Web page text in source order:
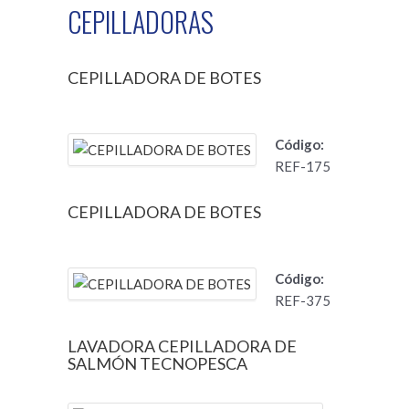
CEPILLADORAS
CEPILLADORA DE BOTES
Código:
REF-175
CEPILLADORA DE BOTES
Código:
REF-375
LAVADORA CEPILLADORA DE
SALMÓN TECNOPESCA